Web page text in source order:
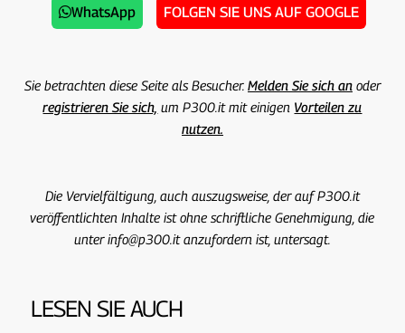
WhatsApp FOLGEN SIE UNS AUF GOOGLE
Sie betrachten diese Seite als Besucher. Melden Sie sich anoder
registrieren Sie sich, um P300.it mit einigen Vorteilen zu
nutzen.
Die Vervielfältigung, auch auszugsweise, der auf P300.it
veröffentlichten Inhalte ist ohne schriftliche Genehmigung, die
unter info@p300.it anzufordern ist, untersagt.
LESEN SIE AUCH